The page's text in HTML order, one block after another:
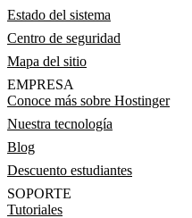
Estado del sistema
Centro de seguridad
Mapa del sitio
EMPRESA
Conoce más sobre Hostinger
Nuestra tecnología
Blog
Descuento estudiantes
SOPORTE
Tutoriales